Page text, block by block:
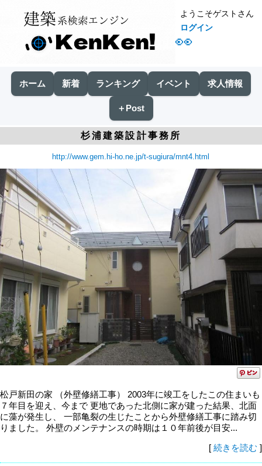
👀
ようこそゲストさん
ログイン
ホーム 新着 ランキング イベント 求人情報
＋Post
杉浦建築設計事務所
http://www.gem.hi-ho.ne.jp/t-sugiura/mnt4.html
松戸新田の家 （外壁修繕工事） 2003年に竣工をしたこの住まいも
７年目を迎え、今まで 更地であった北側に家が建った結果、北面
に藻が発生し、 一部亀裂の生じたことから外壁修繕工事に踏み切
りました。 外壁のメンテナンスの時期は１０年前後が目安...
[ 続きを読む ]